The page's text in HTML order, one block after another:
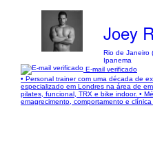
Joey
Rio de Janeiro
Ipanema
E-mail verificado
• Personal trainer com uma década de
especializado em Londres na área de
pilates, funcional, TRX e bike indoor. •
emagrecimento, comportamento e clínica